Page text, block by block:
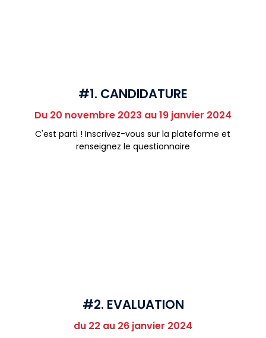
#1. CANDIDATURE
Du 20 novembre 2023 au 19 janvier 2024
C'est parti ! Inscrivez-vous sur la plateforme et
renseignez le questionnaire
#2. EVALUATION
du 22 au 26 janvier 2024